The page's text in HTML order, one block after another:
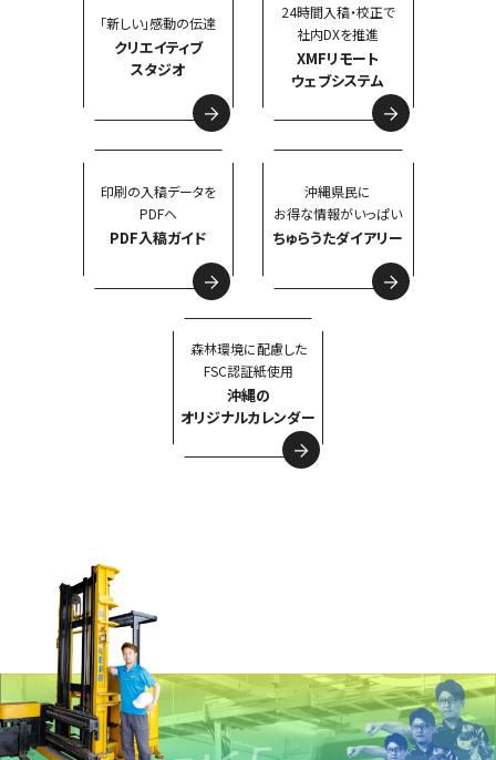
「新しい」感動の伝達
クリエイティブ
スタジオ
24時間入稿・校正で
社内DXを推進
XMFリモート
ウェブシステム
印刷の入稿データを
PDFへ
PDF入稿ガイド
沖縄県民に
お得な情報がいっぱい
ちゅらうたダイアリー
森林環境に配慮した
FSC認証紙使用
沖縄の
オリジナルカレンダー